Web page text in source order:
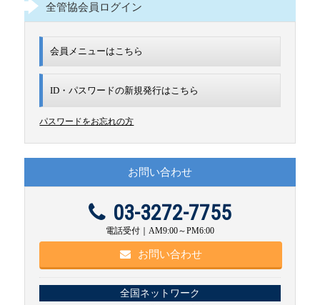
全管協会員ログイン
会員メニューはこちら
ID・パスワードの新規発行はこちら
パスワードをお忘れの方
お問い合わせ
03-3272-7755
電話受付｜AM9:00～PM6:00
お問い合わせ
全国ネットワーク